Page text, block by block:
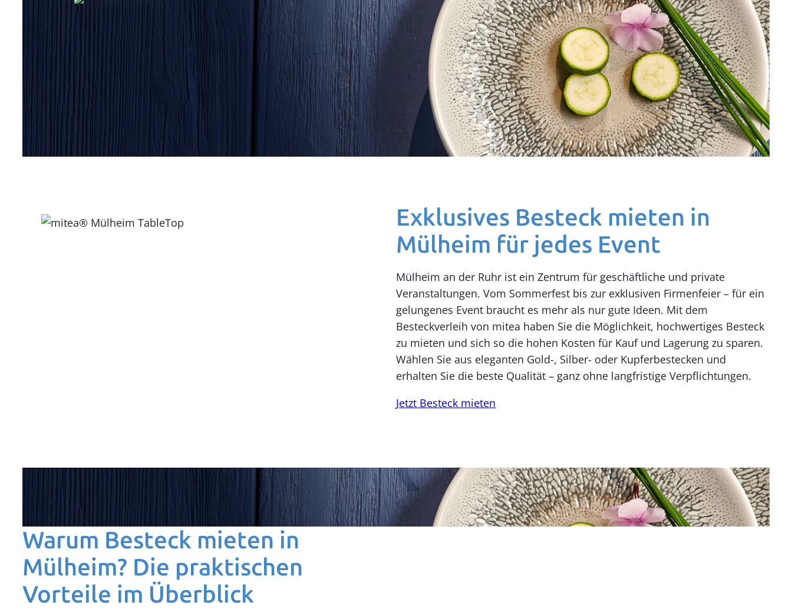
Exklusives Besteck mieten in
Mülheim für jedes Event
Mülheim an der Ruhr ist ein Zentrum für geschäftliche und private
Veranstaltungen. Vom Sommerfest bis zur exklusiven Firmenfeier – für ein
gelungenes Event braucht es mehr als nur gute Ideen. Mit dem
Besteckverleih von mitea haben Sie die Möglichkeit, hochwertiges Besteck
zu mieten und sich so die hohen Kosten für Kauf und Lagerung zu sparen.
Wählen Sie aus eleganten Gold-, Silber- oder Kupferbestecken und
erhalten Sie die beste Qualität – ganz ohne langfristige Verpflichtungen.
Jetzt Besteck mieten
Warum Besteck mieten in
Mülheim? Die praktischen
Vorteile im Überblick